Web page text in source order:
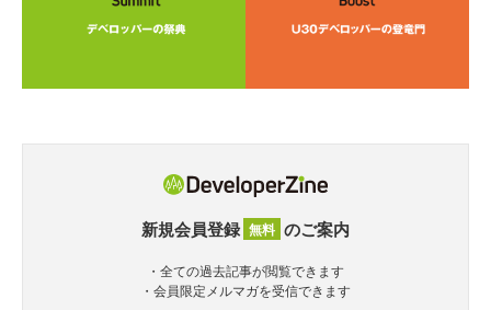
新規会員登録 無料 のご案内
・全ての過去記事が閲覧できます
・会員限定メルマガを受信できます